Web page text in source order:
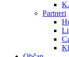
Partneri